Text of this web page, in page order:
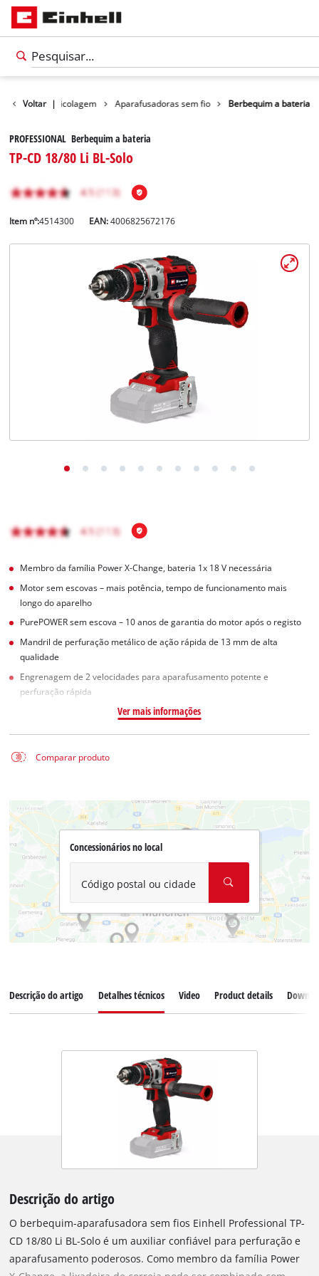
Voltar |Bricolagem Aparafusadoras sem fio Berbequim a bateria
PROFESSIONAL Berbequim a bateria
TP-CD 18/80 Li BL-Solo
Item nº:4514300 EAN:4006825672176
Membro da família Power X-Change, bateria 1x 18 V necessária
Motor sem escovas – mais potência, tempo de funcionamento mais
longo do aparelho
PurePOWER sem escova – 10 anos de garantia do motor após o registo
Mandril de perfuração metálico de ação rápida de 13 mm de alta
qualidade
Engrenagem de 2 velocidades para aparafusamento potente e
perfuração rápida
Ver mais informações
Comparar produto
Concessionários no local
Código postal ou cidade
Descrição do artigo Detalhes técnicos Video Product details
Descrição do artigo
O berbequim-aparafusadora sem fios Einhell Professional TP-
CD 18/80 Li BL-Solo é um auxiliar confiável para perfuração e
aparafusamento poderosos. Como membro da família Power